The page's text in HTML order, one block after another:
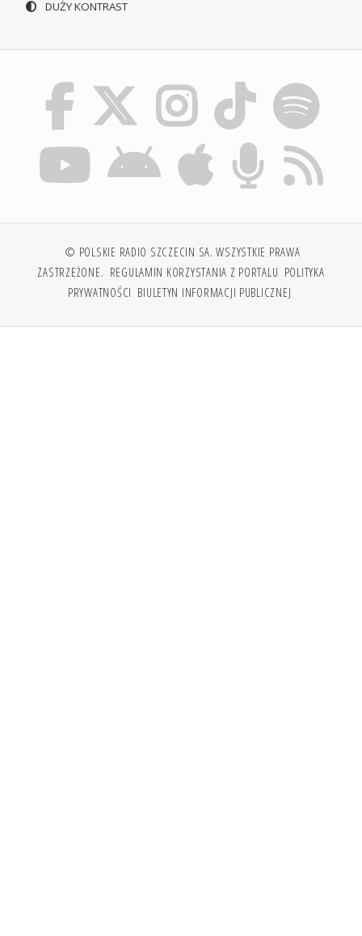
DUŻY KONTRAST
© POLSKIE RADIO SZCZECIN SA. WSZYSTKIE PRAWA
ZASTRZEŻONE. REGULAMIN KORZYSTANIA Z PORTALU POLITYKA
PRYWATNOŚCI BIULETYN INFORMACJI PUBLICZNEJ